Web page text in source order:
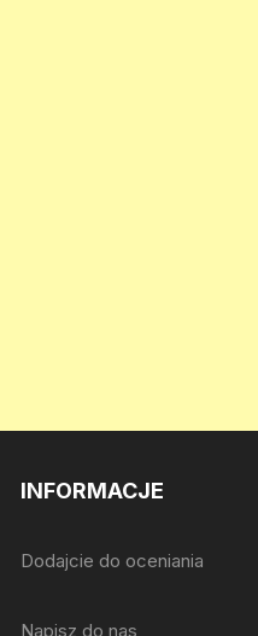
INFORMACJE
Dodajcie do oceniania
Napisz do nas